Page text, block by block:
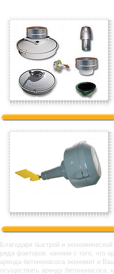
Благодаря быстрой и
ряда факторов: начнем с того, что
аренда бетононасоса экономит и
осуществить аренду бетононасоса,